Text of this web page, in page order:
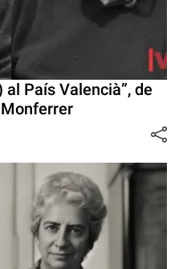
al País Valencià”, de